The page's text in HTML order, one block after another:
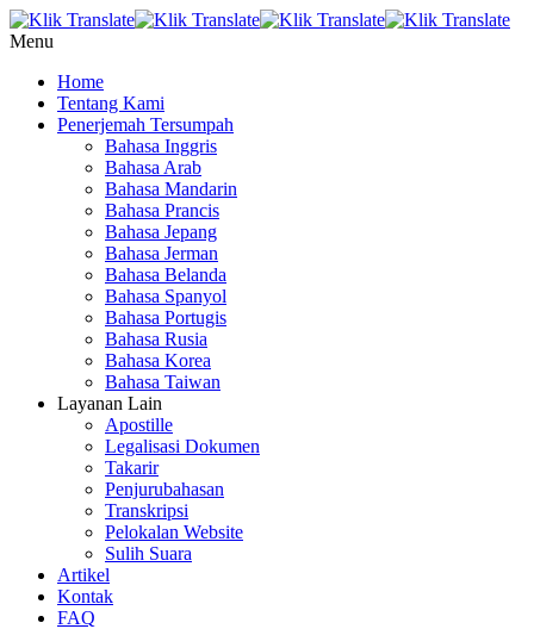
Menu
Home
Tentang Kami
Penerjemah Tersumpah
Bahasa Inggris
Bahasa Arab
Bahasa Mandarin
Bahasa Prancis
Bahasa Jepang
Bahasa Jerman
Bahasa Belanda
Bahasa Spanyol
Bahasa Portugis
Bahasa Rusia
Bahasa Korea
Bahasa Taiwan
Layanan Lain
Apostille
Legalisasi Dokumen
Takarir
Penjurubahasan
Transkripsi
Pelokalan Website
Sulih Suara
Artikel
Kontak
FAQ